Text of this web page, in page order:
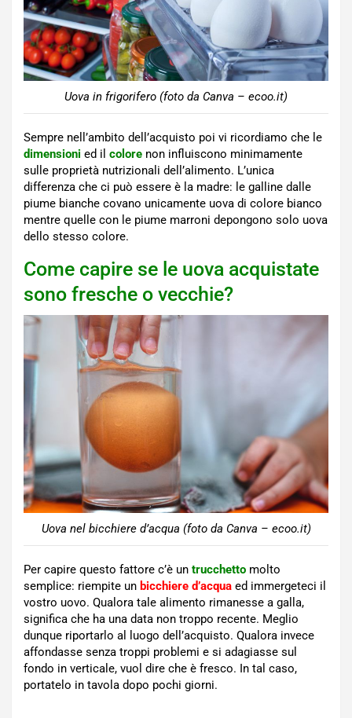
Uova in frigorifero (foto da Canva – ecoo.it)
Sempre nell’ambito dell’acquisto poi vi ricordiamo che le
dimensioni ed il colore non influiscono minimamente
sulle proprietà nutrizionali dell’alimento. L’unica
differenza che ci può essere è la madre: le galline dalle
piume bianche covano unicamente uova di colore bianco
mentre quelle con le piume marroni depongono solo uova
dello stesso colore.
Come capire se le uova acquistate
sono fresche o vecchie?
Uova nel bicchiere d’acqua (foto da Canva – ecoo.it)
Per capire questo fattore c’è un trucchetto molto
semplice: riempite un bicchiere d’acqua ed immergeteci il
vostro uovo. Qualora tale alimento rimanesse a galla,
significa che ha una data non troppo recente. Meglio
dunque riportarlo al luogo dell’acquisto. Qualora invece
affondasse senza troppi problemi e si adagiasse sul
fondo in verticale, vuol dire che è fresco. In tal caso,
portatelo in tavola dopo pochi giorni.